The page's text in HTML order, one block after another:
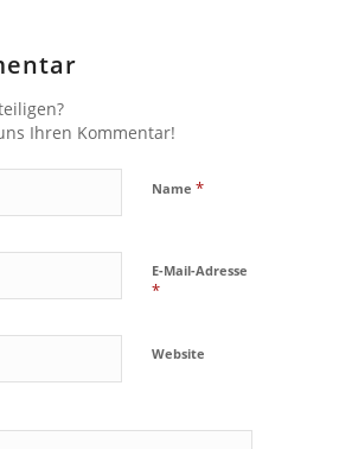
Ihren Kommentar!
Name *
E-Mail-Adresse
*
Website